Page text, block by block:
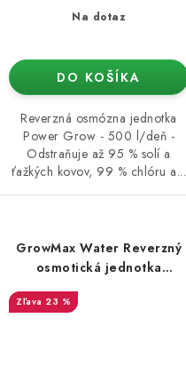
Na dotaz
DO KOŠÍKA
Reverzná osmózna jednotka
Power Grow - 500 l/deň -
Odstraňuje až 95 % solí a
ťažkých kovov, 99 % chlóru a...
GrowMax Water Reverzný
osmotická jednotka
Maxquarium - 500 l / deň
000 ppm
23 %